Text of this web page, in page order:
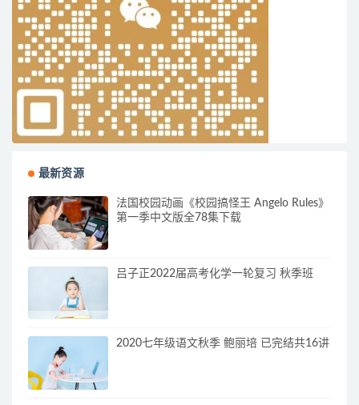
最新资源
法国校园动画《校园搞怪王 Angelo Rules》
第一季中文版全78集下载
吕子正2022届高考化学一轮复习 秋季班
2020七年级语文秋季 鲍丽培 已完结共16讲